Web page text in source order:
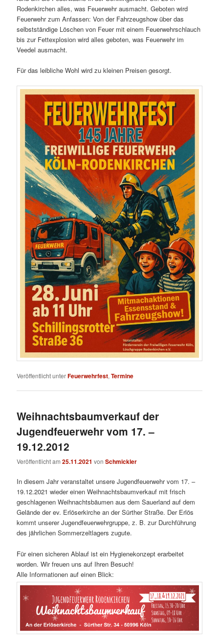
Rodenkirchen alles, was Feuerwehr ausmacht. Geboten wird
Feuerwehr zum Anfassen: Von der Fahrzeugshow über das
selbstständige Löschen von Feuer mit einem Feuerwehrschlauch
bis zur Fettexplosion wird alles geboten, was Feuerwehr im
Veedel ausmacht.
Für das leibliche Wohl wird zu kleinen Preisen gesorgt.
Veröffentlicht unterFeuerwehrfest,Termine
Weihnachtsbaumverkauf der
Jugendfeuerwehr vom 17. –
19.12.2012
Veröffentlicht am25.11.2021 vonSchmickler
In diesem Jahr veranstaltet unsere Jugendfeuerwehr vom 17. –
19.12.2021 wieder einen Weihnachtsbaumverkauf mit frisch
geschlagenen Weihnachtsbäumen aus dem Sauerland auf dem
Gelände der ev. Erlöserkirche an der Sürther Straße. Der Erlös
kommt unserer Jugendfeuerwehrgruppe, z. B. zur Durchführung
des jährlichen Sommerzeltlagers zugute.
Für einen sicheren Ablauf ist ein Hygienekonzept erarbeitet
worden. Wir freuen uns auf Ihren Besuch!
Alle Informationen auf einen Blick: